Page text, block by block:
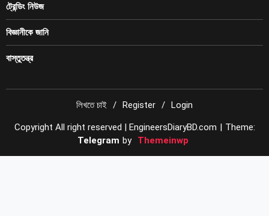
ট্রেন্ডিং নিউজ
বিজ্ঞানীকে জানি
বাস্তুতন্ত্র
লিখতে চাই Register Login
Copyright All right reserved | EngineersDiaryBD.com | Theme:
Telegram by Themeinwp